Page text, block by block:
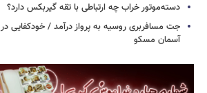
دسته‌موتور خراب چه ارتباطی با تقه گیربکس دارد؟
جت مسافربری روسیه به پرواز درآمد / خودکفایی در
آسمان مسکو